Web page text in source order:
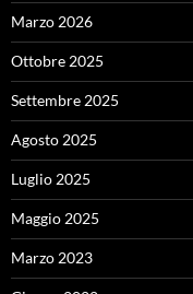
Marzo 2026
Ottobre 2025
Settembre 2025
Agosto 2025
Luglio 2025
Maggio 2025
Marzo 2023